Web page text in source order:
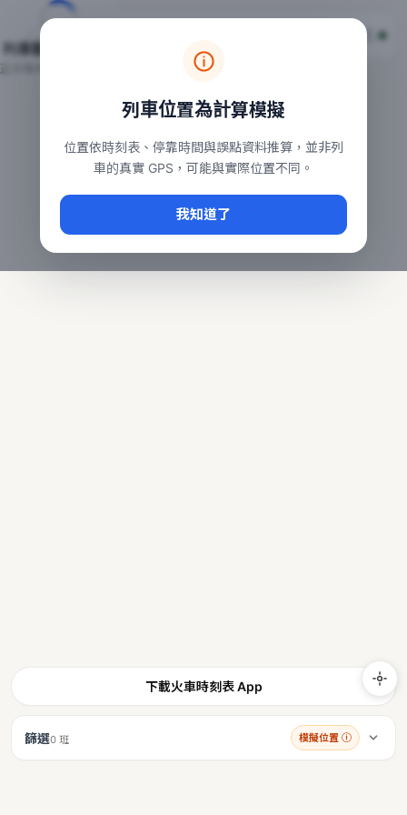
台鐵列車即時位置地圖
本頁顯示目前全台鐵運行中的列車位置，涵蓋自強、普悠瑪、
常用查詢：
、台中車站即時動態
台鐵即時動態
下載火車時刻表 App
篩選0 班 模擬位置 ⓘ
列車位置為計算模擬
位置依時刻表、停靠時間與誤點資料推算，並非列
車的真實 GPS，可能與實際位置不同。
我知道了
列車動態載入中…